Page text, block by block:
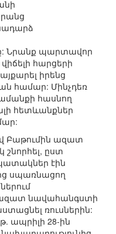
Նրանք պարտավոր
հարցերի
իրենց
համար: Մինչդեռ
հասնող
հետևանքներ
Բաթումին ազատ
ըստ
էին
սպառնացող
նավահանգստի
ռուսներին:
ապրիլի 28-ին